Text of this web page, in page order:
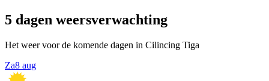
5 dagen weersverwachting
Het weer voor de komende dagen in Cilincing Tiga
Za8 aug